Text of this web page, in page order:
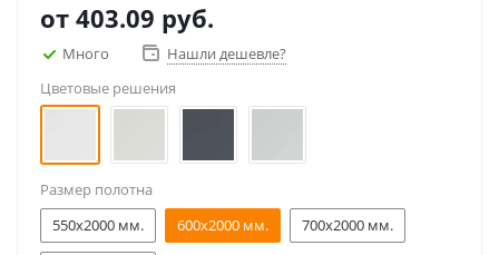
от 403.09 руб.
Много
Нашли дешевле?
Цветовые решения
Размер полотна
550x2000 мм.
600x2000 мм. 700x2000 мм.